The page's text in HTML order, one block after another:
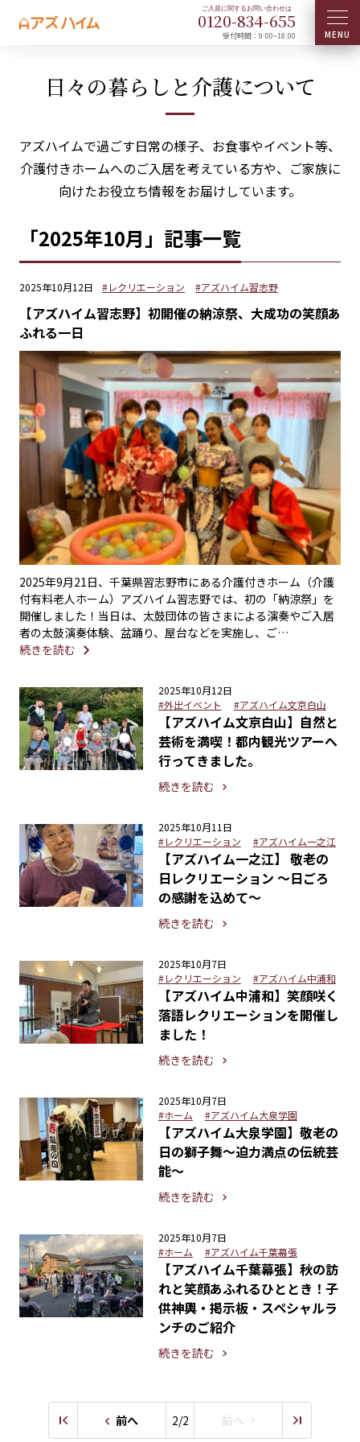
0120-834-655
受付時間：9:00~18:00
日々の暮らしと介護について
アズハイムで過ごす日常の様子、お食事やイベント等、
介護付きホームへのご入居を考えている方や、ご家族に
向けたお役立ち情報をお届けしています。
「2025年10月」記事一覧
2025年10月12日 #レクリエーション #アズハイム習志野
【アズハイム習志野】初開催の納涼祭、大成功の笑顔あ
ふれる一日
2025年9月21日、千葉県習志野市にある介護付きホーム（介護
付有料老人ホーム）アズハイム習志野では、初の「納涼祭」を
開催しました！当日は、太鼓団体の皆さまによる演奏やご入居
者の太鼓演奏体験、盆踊り、屋台などを実施し、ご…
続きを読む
2025年10月12日
#外出イベント
#アズハイム文京白山
【アズハイム文京白山】自然と
芸術を満喫！都内観光ツアーへ
行ってきました。
続きを読む
2025年10月11日
#レクリエーション
#アズハイム一之江
【アズハイム一之江】 敬老の
日レクリエーション ～日ごろ
の感謝を込めて～
続きを読む
2025年10月7日
#レクリエーション
#アズハイム中浦和
【アズハイム中浦和】笑顔咲く
落語レクリエーションを開催し
ました！
続きを読む
2025年10月7日
#ホーム
#アズハイム大泉学園
【アズハイム大泉学園】敬老の
日の獅子舞～迫力満点の伝統芸
能～
続きを読む
2025年10月7日
#ホーム
#アズハイム千葉幕張
【アズハイム千葉幕張】秋の訪
れと笑顔あふれるひととき！子
供神輿・掲示板・スペシャルラ
ンチのご紹介
続きを読む
前へ 2/2 前へ